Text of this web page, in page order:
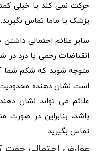
حرکت نمی کند یا خیلی
پزشک یا ماما تماس بگیرید.
سایر علائم احتمالی
انقباضات رحمی یا درد
متوجه شوید که شکم شما
است نشان دهنده
علائم می تواند نشان
باشد، بنابراین در
تماس بگیرید.